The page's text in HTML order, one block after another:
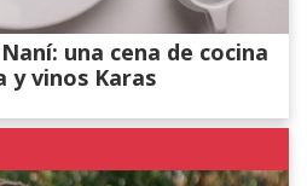
una cena de cocina
y vinos Karas